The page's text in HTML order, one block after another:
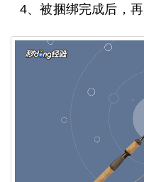
4、被捆绑完成后，